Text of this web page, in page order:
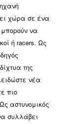
χώρα σε ένα
μπορούν να
ή racers. Ως
της
νέα
πιο
αστυνομικός
συλλάβει